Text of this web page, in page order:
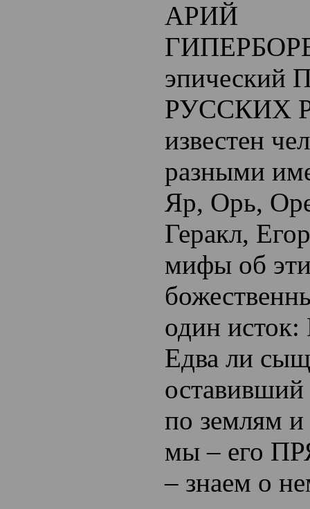
АРИЙ
эпический
РУССКИХ
известен
разными
Яр, Орь,
Геракл,
мифы об
один исток:
Едва ли
по землям
мы – его
– знаем о